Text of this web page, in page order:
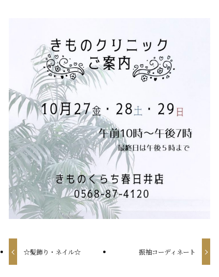
☆髪飾り・ネイル☆ 振袖コーディネート